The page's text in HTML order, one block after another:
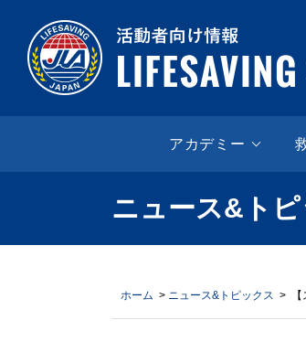
アカデミー
ニュース&ト
ホーム > ニュース&トピックス > 【